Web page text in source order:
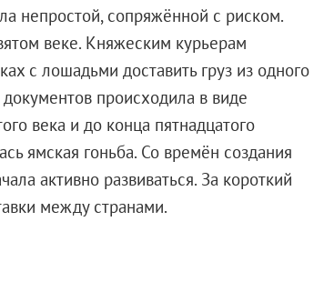
непростой, сопряжённой с риском.
веке. Княжеским курьерам
с лошадьми доставить груз из одного
происходила в виде
века и до конца пятнадцатого
ямская гоньба. Со времён создания
активно развиваться. За короткий
между странами.